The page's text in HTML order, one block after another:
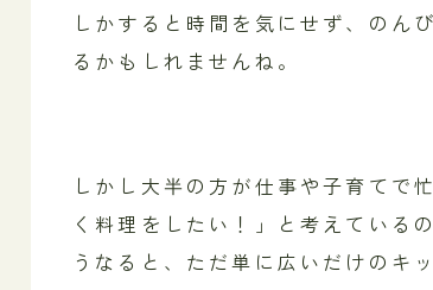
しかすると時間を気にせず、のん
るかもしれませんね。
しかし大半の方が仕事や子育てで
く料理をしたい！」と考えている
うなると、ただ単に広いだけのキ